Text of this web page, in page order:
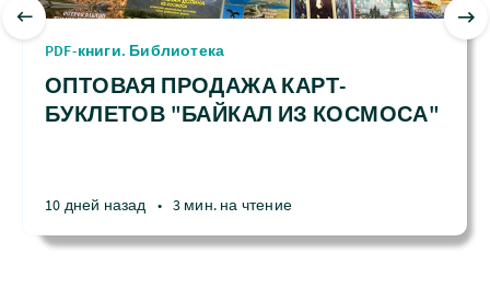
PDF-книги. Библиотека
ОПТОВАЯ ПРОДАЖА КАРТ-
БУКЛЕТОВ "БАЙКАЛ ИЗ КОСМОСА"
10 дней назад • 3 мин. на чтение